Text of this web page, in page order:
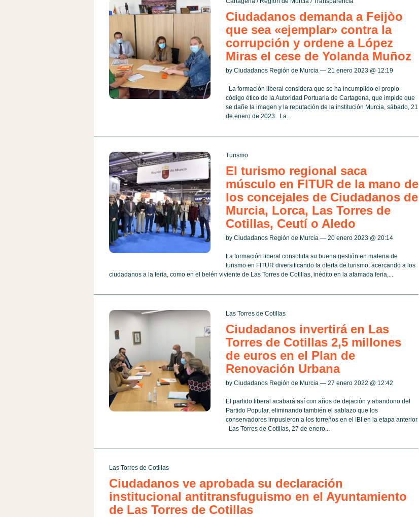
Ciudadanos demanda a Feijòo
que sea «ejemplar» contra la
corrupción y ordene a López
Miras el cese de Yolanda Muñoz
by Ciudadanos Región de Murcia — 21 enero 2023 @ 12:19
La formación liberal considera que se ha incumplido el propio
código ético de la Autoridad Portuaria de Cartagena, que impide que
se dañe la imagen y la reputación de la institución Murcia, sábado, 21
de enero de 2023. La...
Turismo
El turismo regional saca
músculo en FITUR de la mano de
los concejales de Ciudadanos de
Murcia, Lorca, Las Torres de
Cotillas, Ceutí o Aledo
by Ciudadanos Región de Murcia — 20 enero 2023 @ 20:14
La formación liberal consolida su buena gestión en materia de
turismo en FITUR diversificando la oferta de turismo, acercando a los
ciudadanos a la feria, como en el belén viviente de Las Torres de Cotillas, inédito en la afamada feria,...
Las Torres de Cotillas
Ciudadanos invertirá en Las
Torres de Cotillas 2,5 millones
de euros en el Plan de
Renovación Urbana
by Ciudadanos Región de Murcia — 27 enero 2022 @ 12:42
El partido liberal acabará así con años de dejación y abandono del
Partido Popular, eliminando también el sablazo que los
conservadores impusieron a los torreños en el IBI en la etapa anterior
Las Torres de Cotillas, 27 de enero...
Las Torres de Cotillas
Ciudadanos ve aprobada su declaración
institucional antitransfuguismo en el Ayuntamiento
de Las Torres de Cotillas